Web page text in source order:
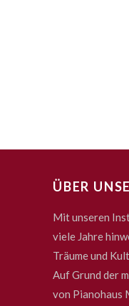
ÜBER
Mit unseren
viele Jahre
Träume und
Auf Grund der
von Pianohaus